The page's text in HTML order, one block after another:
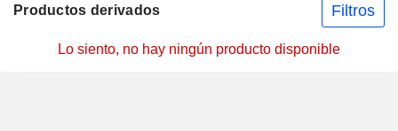
Productos derivados Filtros
Lo siento, no hay ningún producto disponible